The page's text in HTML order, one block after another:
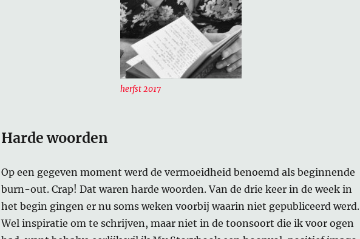
herfst 2017
Harde woorden
Op een gegeven moment werd de vermoeidheid benoemd als beginnende
burn-out. Crap! Dat waren harde woorden. Van de drie keer in de week in
het begin gingen er nu soms weken voorbij waarin niet gepubliceerd werd.
Wel inspiratie om te schrijven, maar niet in de toonsoort die ik voor ogen